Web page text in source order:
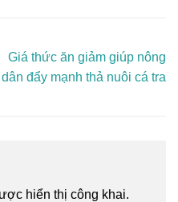
Giá thức ăn giảm giúp nông
dân đẩy mạnh thả nuôi cá tra
hiển thị công khai.